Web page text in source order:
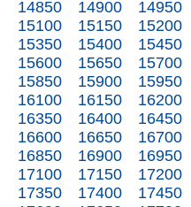
14850 14900 14950
15100
15150 15200
15350
15400 15450
15600
15650 15700
15850
15900 15950
16100
16150 16200
16350
16400 16450
16600
16650 16700
16850
16900 16950
17100
17150 17200
17350
17400 17450